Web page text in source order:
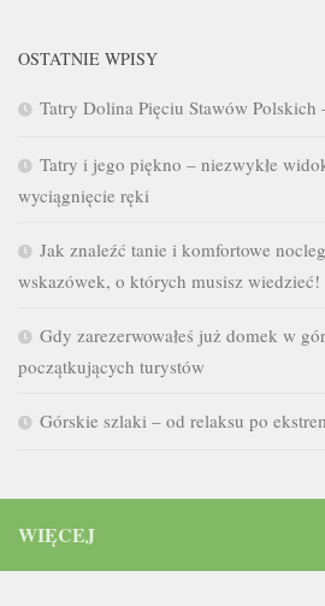
OSTATNIE WPISY
Tatry Dolina Pięciu Stawów Polskich
Tatry i jego piękno – niezwykłe
wyciągnięcie ręki
Jak znaleźć tanie i komfortowe
wskazówek, o których musisz wiedzieć!
Gdy zarezerwowałeś już domek w
początkujących turystów
Górskie szlaki – od relaksu po
WIĘCEJ